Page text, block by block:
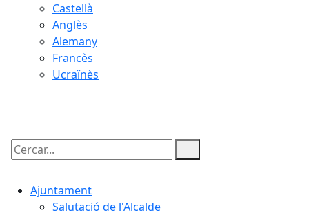
Castellà
Anglès
Alemany
Francès
Ucraïnès
Cercar:
Ajuntament
Salutació de l'Alcalde